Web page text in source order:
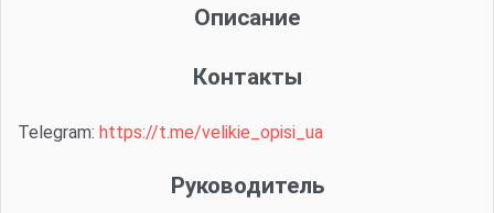
Описание
Контакты
Telegram: https://t.me/velikie_opisi_ua
Руководитель